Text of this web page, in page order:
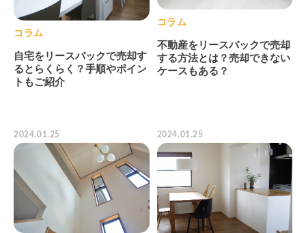
コラム
自宅をリースバックで売却す
るとらくらく？手順やポイン
トもご紹介
コラム
不動産をリースバックで売却
する方法とは？売却できない
ケースもある？
2024.01.25 2024.01.25